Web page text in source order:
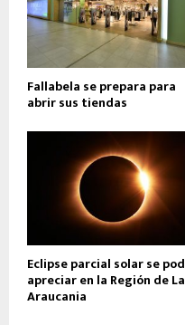
Fallabela se prepara para
abrir sus tiendas
Eclipse parcial solar se
apreciar en la Región de La
Araucania